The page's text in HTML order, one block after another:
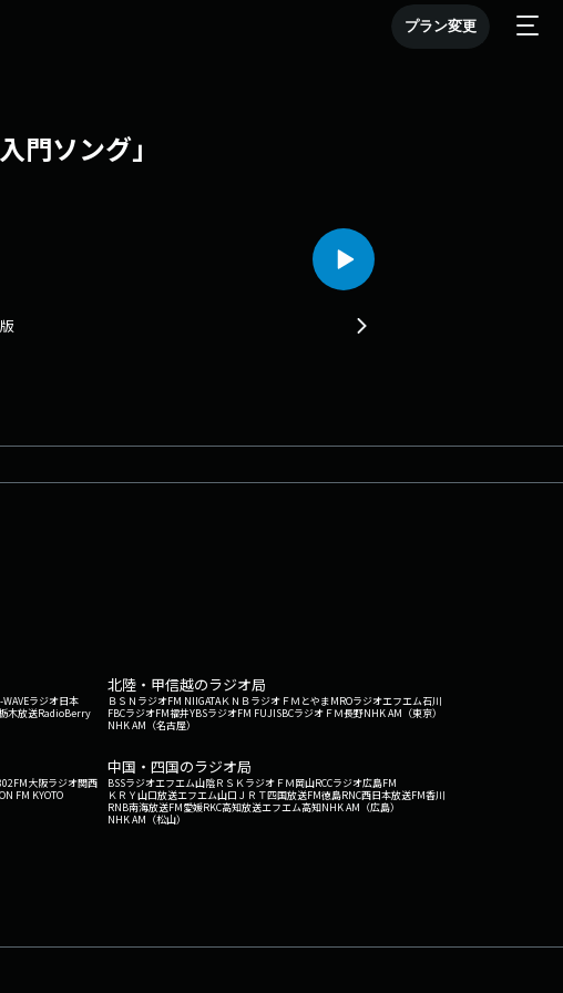
プラン変更
門ソング」
WAVEラジオ日本
木放送RadioBerry
北陸・甲信越のラジオ局
ＢＳＮラジオFM NIIGATAＫＮＢラジオ ＦＭとやまMROラジオエフエム石川
FBCラジオFM福井YBSラジオFM FUJISBCラジオ ＦＭ長野NHK AM（東京）
NHK AM（名古屋）
FM大阪ラジオ関西
FM KYOTO
中国・四国のラジオ局
BSSラジオエフエム山陰ＲＳＫラジオ ＦＭ岡山RCCラジオ広島FM
ＫＲＹ山口放送エフエム山口 ＪＲＴ四国放送FM徳島RNC西日本放送FM香川
RNB南海放送FM愛媛RKC高知放送エフエム高知NHK AM（広島）
NHK AM（松山）